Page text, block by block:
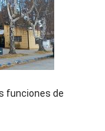
funciones de